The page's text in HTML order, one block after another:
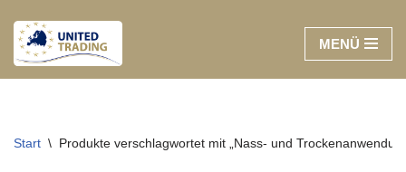
Zum
Inhalt
MENÜ
Start \ Produkte verschlagwortet mit „Nass- und